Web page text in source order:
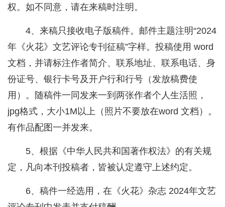
权。如不同意，请在来稿时注明。
4、来稿只接收电子版稿件。邮件主题注明“2024
年《火花》文艺评论专刊征稿”字样。投稿使用 word
文档，并请标注作者简介、联系地址、联系电话、身
份证号、银行卡号及开户行和行号（发放稿费使
用）。随稿件一同发来一到两张作者个人生活照，
jpg格式，大小1M以上（照片不要放在word 文档）。
有作品配图一并发来。
5、根据《中华人民共和国著作权法》的有关规
定，凡向本刊投稿者，皆被认定遵守上述约定。
6、稿件一经选用，在《火花》杂志 2024年文艺